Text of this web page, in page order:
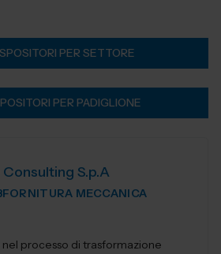
PER SETTORE
PER PADIGLIONE
Consulting S.p.A
MECCANICA
processo di trasformazione